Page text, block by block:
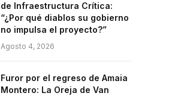
de Infraestructura Crítica:
“¿Por qué diablos su gobierno
no impulsa el proyecto?”
Agosto 4, 2026
Furor por el regreso de Amaia
Montero: La Oreja de Van